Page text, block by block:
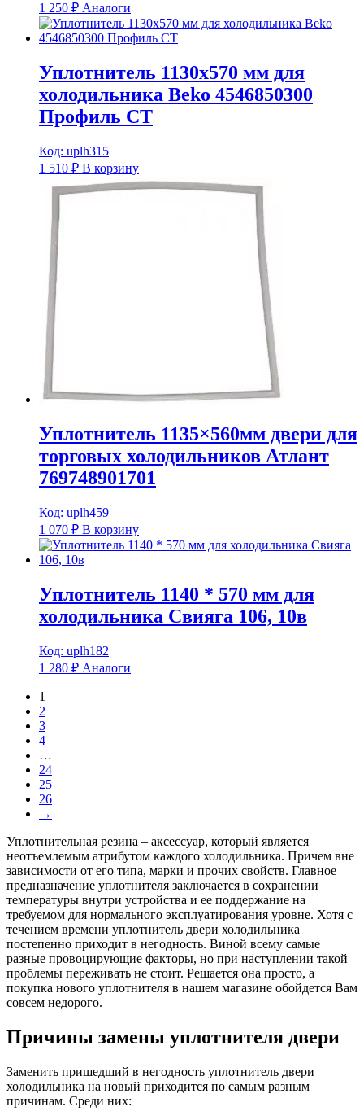
1 250 ₽ Аналоги
Уплотнитель 1130х570 мм для
холодильника Beko 4546850300
Профиль СТ
Код: uplh315
1 510 ₽ В корзину
Уплотнитель 1135×560мм двери для
торговых холодильников Атлант
769748901701
Код: uplh459
1 070 ₽ В корзину
Уплотнитель 1140 * 570 мм для
холодильника Свияга 106, 10в
Код: uplh182
1 280 ₽ Аналоги
1
2
3
4
…
24
25
26
→
Уплотнительная резина – аксессуар, который является
неотъемлемым атрибутом каждого холодильника. Причем вне
зависимости от его типа, марки и прочих свойств. Главное
предназначение уплотнителя заключается в сохранении
температуры внутри устройства и ее поддержание на
требуемом для нормального эксплуатирования уровне. Хотя с
течением времени уплотнитель двери холодильника
постепенно приходит в негодность. Виной всему самые
разные провоцирующие факторы, но при наступлении такой
проблемы переживать не стоит. Решается она просто, а
покупка нового уплотнителя в нашем магазине обойдется Вам
совсем недорого.
Причины замены уплотнителя двери
Заменить пришедший в негодность уплотнитель двери
холодильника на новый приходится по самым разным
причинам. Среди них: